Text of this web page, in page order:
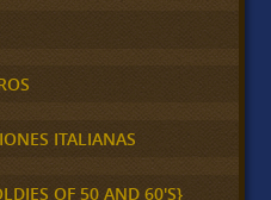
ITALIANAS
OF 50 AND 60'S}